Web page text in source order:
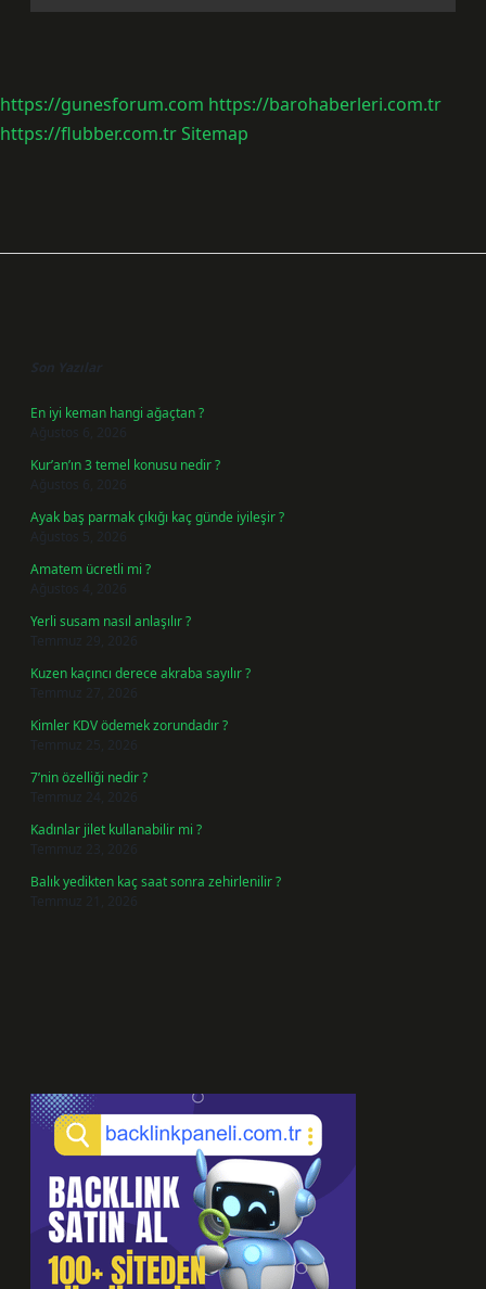
https://gunesforum.com https://barohaberleri.com.tr
https://flubber.com.trSitemap
Son Yazılar
En iyi keman hangi ağaçtan ?
Ağustos 6, 2026
Kur’an’ın 3 temel konusu nedir ?
Ağustos 6, 2026
Ayak baş parmak çıkığı kaç günde iyileşir ?
Ağustos 5, 2026
Amatem ücretli mi ?
Ağustos 4, 2026
Yerli susam nasıl anlaşılır ?
Temmuz 29, 2026
Kuzen kaçıncı derece akraba sayılır ?
Temmuz 27, 2026
Kimler KDV ödemek zorundadır ?
Temmuz 25, 2026
7’nin özelliği nedir ?
Temmuz 24, 2026
Kadınlar jilet kullanabilir mi ?
Temmuz 23, 2026
Balık yedikten kaç saat sonra zehirlenilir ?
Temmuz 21, 2026